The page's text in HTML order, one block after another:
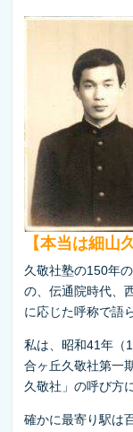
【本当は細山
久敬社塾の150年
の、伝通院時代、
に応じた呼称で語
私は、昭和41年（
合ヶ丘久敬社第一
久敬社」の呼び方
確かに最寄り駅は